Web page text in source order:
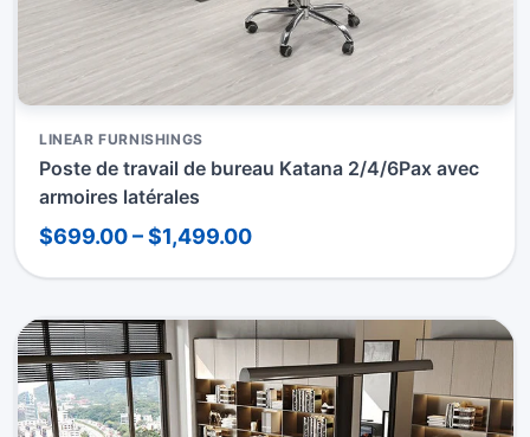
LINEAR FURNISHINGS
Poste de travail de bureau Katana 2/4/6Pax avec
armoires latérales
$699.00 – $1,499.00